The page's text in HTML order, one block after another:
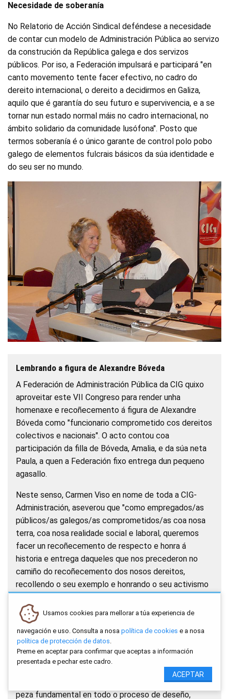
Necesidade de soberanía
No Relatorio de Acción Sindical deféndese a necesidade
de contar cun modelo de Administración Pública ao servizo
da construción da República galega e dos servizos
públicos. Por iso, a Federación impulsará e participará "en
canto movemento tente facer efectivo, no cadro do
dereito internacional, o dereito a decidirmos en Galiza,
aquilo que é garantía do seu futuro e supervivencia, e a se
tornar nun estado normal máis no cadro internacional, no
ámbito solidario da comunidade lusófona". Posto que
termos soberanía é o único garante de control polo pobo
galego de elementos fulcrais básicos da súa identidade e
do seu ser no mundo.
Lembrando a figura de Alexandre Bóveda
A Federación de Administración Pública da CIG quixo
aproveitar este VII Congreso para render unha
homenaxe e recoñecemento á figura de Alexandre
Bóveda como "funcionario comprometido cos dereitos
colectivos e nacionais". O acto contou coa
participación da filla de Bóveda, Amalia, e da súa neta
Paula, a quen a Federación fixo entrega dun pequeno
agasallo.
Neste senso, Carmen Viso en nome de toda a CIG-
Administración, aseverou que "como empregados/as
públicos/as galegos/as comprometidos/as coa nosa
terra, coa nosa realidade social e laboral, queremos
facer un recoñecemento de respecto e honra á
historia e entrega daqueles que nos precederon no
camiño do recoñecemento dos nosos dereitos,
recollendo o seu exemplo e honrando o seu activismo
Lembrou que Bóveda foi un funcionario reputado que,
con tan só 24 anos, acadou a Xefatura do
Departamento de Contabilidade da Delegación
provincial de Facenda en Pontevedra. Ademais,
colaborou de xeito determinante no estudo e
formación da Caixa de Aforros de Pontevedra, e será
peza fundamental en todo o proceso de deseño,
Usamos cookies para mellorar a túa experiencia de
navegación e uso. Consulta a nosa política de cookies e a nosa
política de protección de datos.
Preme en aceptar para confirmar que aceptas a información
presentada e pechar este cadro.
ACEPTAR